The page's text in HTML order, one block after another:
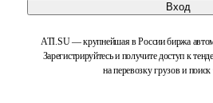
Вход
ATI.SU — крупнейшая в России биржа
Зарегистрируйтесь и получите доступ к
на перевозку грузов и поиск